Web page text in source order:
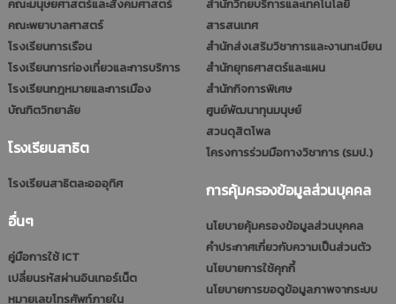
คณะมนุษยศาสตร์และสังคมศาสตร์
คณะพยาบาลศาสตร์
โรงเรียนการเรือน
โรงเรียนการท่องเที่ยวและการบริการ
โรงเรียนกฎหมายและการเมือง
บัณฑิตวิทยาลัย
โรงเรียนสาธิต
โรงเรียนสาธิตละอออุทิศ
อื่นๆ
คู่มือการใช้ ICT
เปลี่ยนรหัสผ่านอินเทอร์เน็ต
หมายเลขโทรศัพท์ภายใน
สำนักวิทยบริการและเทคโนโลยี
สารสนเทศ
สำนักส่งเสริมวิชาการและงานทะเบียน
สำนักยุทธศาสตร์และแผน
สำนักกิจการพิเศษ
ศูนย์พัฒนาทุนมนุษย์
สวนดุสิตโพล
โครงการร่วมมือทางวิชาการ (รมป.)
การคุ้มครองข้อมูลส่วนบุคคล
นโยบายคุ้มครองข้อมูลส่วนบุคคล
คำประกาศเกี่ยวกับความเป็นส่วนตัว
นโยบายการใช้คุกกี้
นโยบายการขอดูข้อมูลภาพจากระบบ